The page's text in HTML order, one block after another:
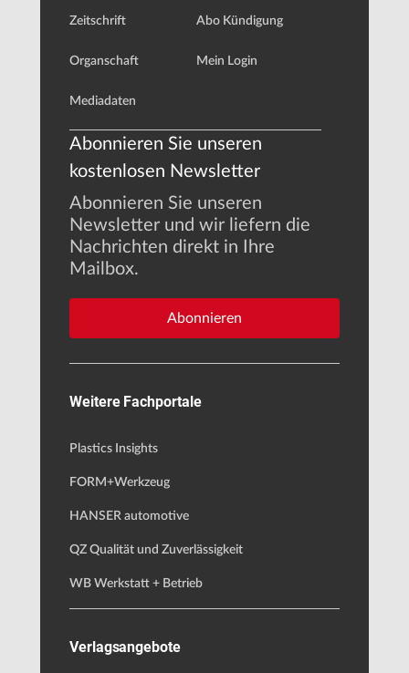
Zeitschrift
Organschaft
Mediadaten
Abo Kündigung
Mein Login
Abonnieren Sie unseren
kostenlosen Newsletter
Abonnieren Sie unseren
Newsletter und wir liefern die
Nachrichten direkt in Ihre
Mailbox.
Abonnieren
Weitere Fachportale
Plastics Insights
FORM+Werkzeug
HANSER automotive
QZ Qualität und Zuverlässigkeit
WB Werkstatt + Betrieb
Verlagsangebote